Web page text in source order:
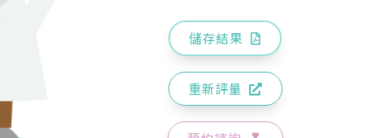
儲存結果
重新評量